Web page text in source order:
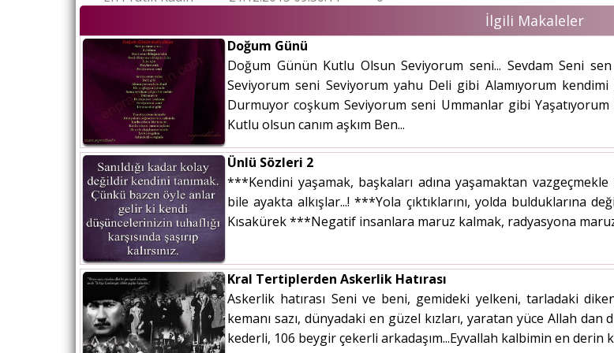
İlgili Makaleler
Doğum Günü
Doğum Günün Kutlu Olsun Seviyorum seni... Sevdam Seni
Seviyorum seni Seviyorum yahu Deli gibi Alamıyorum
Durmuyor coşkum Seviyorum seni Ummanlar gibi
Kutlu olsun canım aşkım Ben...
Ünlü Sözleri 2
***Kendini yaşamak, başkaları adına yaşamaktan vazgeçmekle
bile ayakta alkışlar...! ***Yola çıktıklarını, yolda bulduklarına
Kısakürek ***Negatif insanlara maruz kalmak, radyasyona
Kral Tertiplerden Askerlik Hatırası
Askerlik hatırası Seni ve beni, gemideki yelkeni, tarladaki
kemanı sazı, dünyadaki en güzel kızları, yaratan yüce Allah
kederli, 106 beygir çekerli arkadaşım...Eyvallah kalbimin en derin